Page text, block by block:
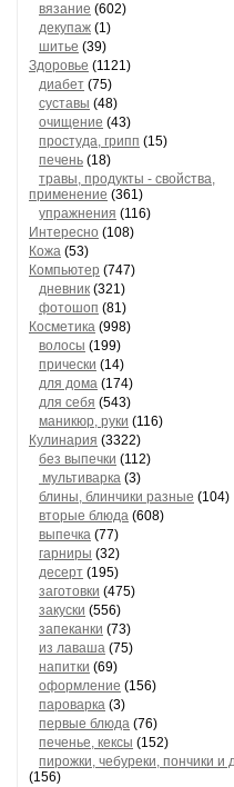
вязание (602)
декупаж (1)
шитье (39)
Здоровье (1121)
диабет (75)
суставы (48)
очищение (43)
простуда, грипп (15)
печень (18)
травы, продукты - свойства,
применение (361)
упражнения (116)
Интересно (108)
Кожа (53)
Компьютер (747)
дневник (321)
фотошоп (81)
Косметика (998)
волосы (199)
прически (14)
для дома (174)
для себя (543)
маникюр, руки (116)
Кулинария (3322)
без выпечки (112)
мультиварка (3)
блины, блинчики разные (104)
вторые блюда (608)
выпечка (77)
гарниры (32)
десерт (195)
заготовки (475)
закуски (556)
запеканки (73)
из лаваша (75)
напитки (69)
оформление (156)
пароварка (3)
первые блюда (76)
печенье, кексы (152)
пирожки, чебуреки, пончики и
(156)